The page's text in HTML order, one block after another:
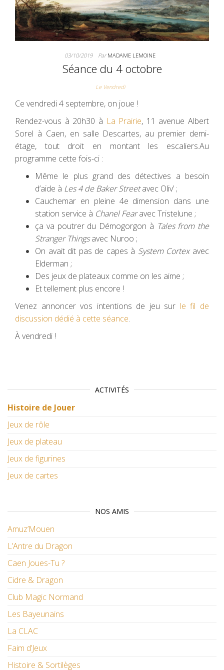
03/10/2019 ParMADAME LEMOINE
Séance du 4 octobre
Le Vendredi
Ce vendredi 4 septembre, on joue !
Rendez-vous à 20h30 à La Prairie, 11 avenue Albert
Sorel à Caen, en salle Descartes, au premier demi-
étage, tout droit en montant les escaliers.Au
programme cette fois-ci :
Même le plus grand des détectives a besoin
d’aide à Les 4 de Baker Streetavec Oliv’ ;
Cauchemar en pleine 4e dimension dans une
station service à Chanel Fearavec Tristelune ;
ça va poutrer du Démogorgon à Tales from the
Stranger Thingsavec Nuroo ;
On avait dit pas de capes à System Cortexavec
Elderman ;
Des jeux de plateaux comme on les aime ;
Et tellement plus encore !
Venez annoncer vos intentions de jeu sur le fil de
discussion dédié à cette séance.
À vendredi !
ACTIVITÉS
Histoire de Jouer
Jeux de rôle
Jeux de plateau
Jeux de figurines
Jeux de cartes
NOS AMIS
Amuz’Mouen
L’Antre du Dragon
Caen Joues-Tu ?
Cidre & Dragon
Club Magic Normand
Les Bayeunains
La CLAC
Faim d’Jeux
Histoire & Sortilèges